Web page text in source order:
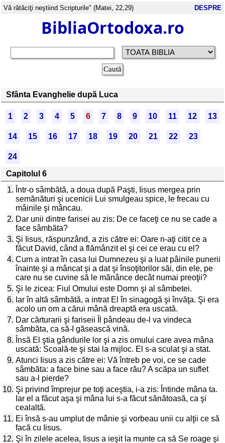
Vă rătăciţi neştiind Scripturile" (Matei, 22,29) DESPRE
BibliaOrtodoxa.ro
Sfânta Evanghelie după Luca
1 2 3 4 5 6 7 8 9 10 11 12 13
14 15 16 17 18 19 20 21 22 23
24
Capitolul 6
1. Într-o sâmbătă, a doua după Paşti, Iisus mergea prin
semănături şi ucenicii Lui smulgeau spice, le frecau cu
mâinile şi mâncau.
2. Dar unii dintre farisei au zis: De ce faceţi ce nu se cade a
face sâmbăta?
3. Şi Iisus, răspunzând, a zis către ei: Oare n-aţi citit ce a
făcut David, când a flămânzit el şi cei ce erau cu el?
4. Cum a intrat în casa lui Dumnezeu şi a luat pâinile punerii
înainte şi a mâncat şi a dat şi însoţitorilor săi, din ele, pe
care nu se cuvine să le mănânce decât numai preoţii?
5. Şi le zicea: Fiul Omului este Domn şi al sâmbetei.
6. Iar în altă sâmbătă, a intrat El în sinagogă şi învăţa. Şi era
acolo un om a cărui mână dreaptă era uscată.
7. Dar cărturarii şi fariseii Îl pândeau de-l va vindeca
sâmbăta, ca să-I găsească vină.
8. Însă El ştia gândurile lor şi a zis omului care avea mâna
uscată: Scoală-te şi stai la mijloc. El s-a sculat şi a stat.
9. Atunci Iisus a zis către ei: Vă întreb pe voi, ce se cade
sâmbăta: a face bine sau a face rău? A scăpa un suflet
sau a-l pierde?
10. Şi privind împrejur pe toţi aceştia, i-a zis: Întinde mâna ta.
Iar el a făcut aşa şi mâna lui s-a făcut sănătoasă, ca şi
cealaltă.
11. Ei însă s-au umplut de mânie şi vorbeau unii cu alţii ce să
facă cu Iisus.
12. Şi în zilele acelea, Iisus a ieşit la munte ca să Se roage şi